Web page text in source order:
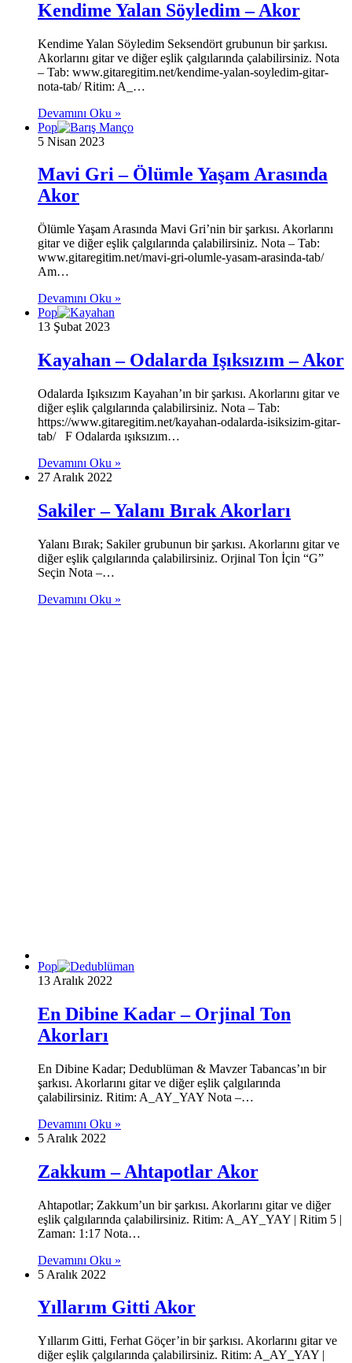
Kendime Yalan Söyledim – Akor
Kendime Yalan Söyledim Seksendört grubunun bir şarkısı.
Akorlarını gitar ve diğer eşlik çalgılarında çalabilirsiniz. Nota
– Tab: www.gitaregitim.net/kendime-yalan-soyledim-gitar-
nota-tab/ Ritim: A_…
Devamını Oku »
Pop
5 Nisan 2023
Mavi Gri – Ölümle Yaşam Arasında
Akor
Ölümle Yaşam Arasında Mavi Gri’nin bir şarkısı. Akorlarını
gitar ve diğer eşlik çalgılarında çalabilirsiniz. Nota – Tab:
www.gitaregitim.net/mavi-gri-olumle-yasam-arasinda-tab/
Am…
Devamını Oku »
Pop
13 Şubat 2023
Kayahan – Odalarda Işıksızım – Akor
Odalarda Işıksızım Kayahan’ın bir şarkısı. Akorlarını gitar ve
diğer eşlik çalgılarında çalabilirsiniz. Nota – Tab:
https://www.gitaregitim.net/kayahan-odalarda-isiksizim-gitar-
tab/ F Odalarda ışıksızım…
Devamını Oku »
27 Aralık 2022
Sakiler – Yalanı Bırak Akorları
Yalanı Bırak; Sakiler grubunun bir şarkısı. Akorlarını gitar ve
diğer eşlik çalgılarında çalabilirsiniz. Orjinal Ton İçin “G”
Seçin Nota –…
Devamını Oku »
Pop
13 Aralık 2022
En Dibine Kadar – Orjinal Ton
Akorları
En Dibine Kadar; Dedublüman & Mavzer Tabancas’ın bir
şarkısı. Akorlarını gitar ve diğer eşlik çalgılarında
çalabilirsiniz. Ritim: A_AY_YAY Nota –…
Devamını Oku »
5 Aralık 2022
Zakkum – Ahtapotlar Akor
Ahtapotlar; Zakkum’un bir şarkısı. Akorlarını gitar ve diğer
eşlik çalgılarında çalabilirsiniz. Ritim: A_AY_YAY | Ritim 5 |
Zaman: 1:17 Nota…
Devamını Oku »
5 Aralık 2022
Yıllarım Gitti Akor
Yıllarım Gitti, Ferhat Göçer’in bir şarkısı. Akorlarını gitar ve
diğer eşlik çalgılarında çalabilirsiniz. Ritim: A_AY_YAY |